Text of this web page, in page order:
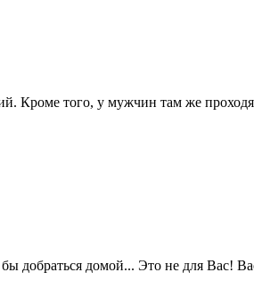
Кроме того, у мужчин там же
добраться домой... Это не для Вас!